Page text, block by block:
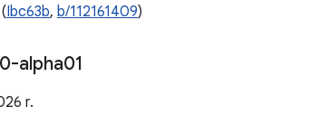
Ibc63b, b/112161409)
0-alpha01
r.